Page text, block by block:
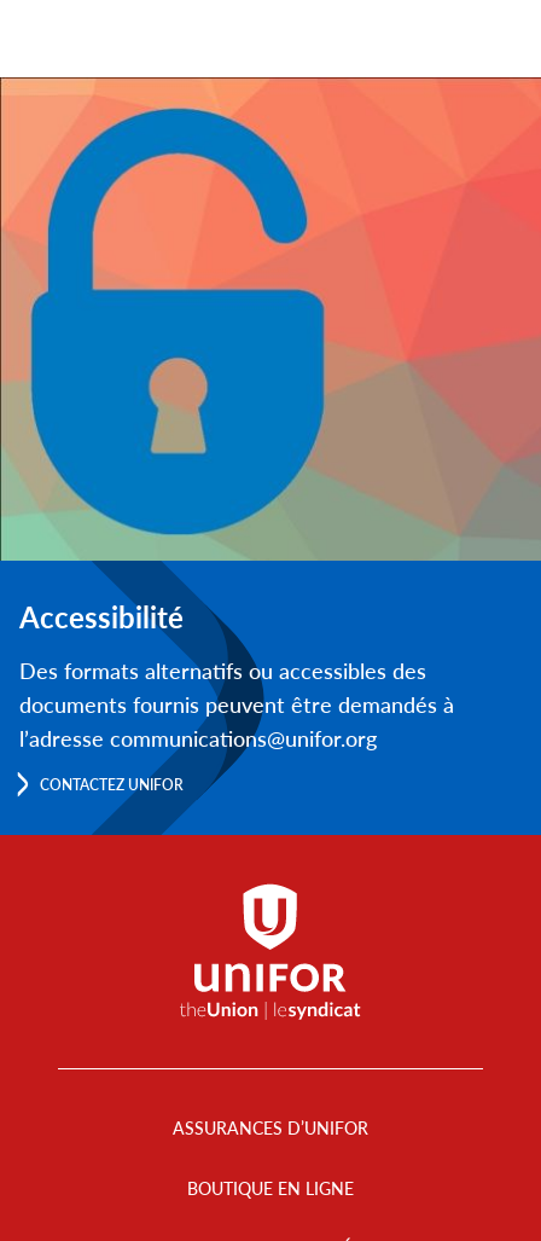
Accessibilité
Des formats alternatifs ou accessibles des
documents fournis peuvent être demandés à
l’adresse communications@unifor.org
CONTACTEZ UNIFOR
ASSURANCES D’UNIFOR
BOUTIQUE EN LIGNE